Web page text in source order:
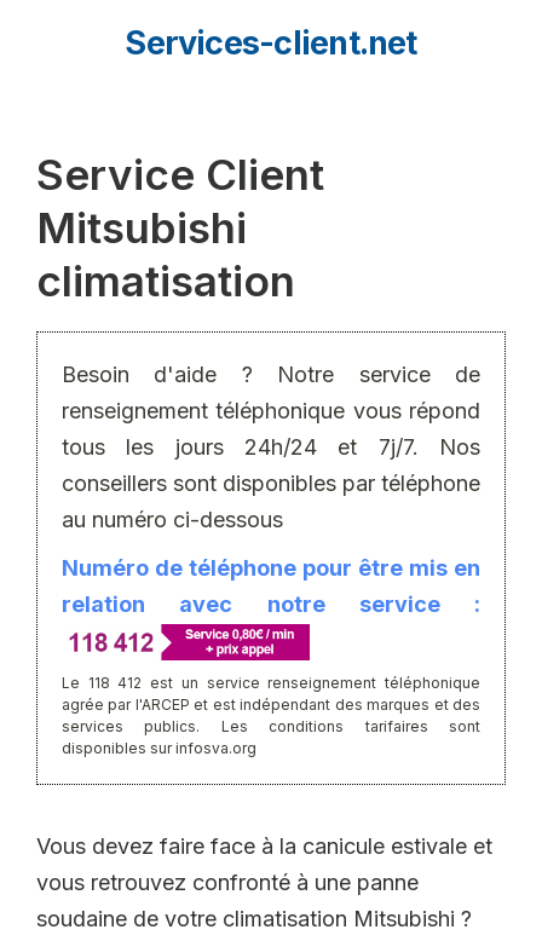
Services-client.net
Service Client
Mitsubishi
climatisation
Besoin d'aide ? Notre service de
renseignement téléphonique vous répond
tous les jours 24h/24 et 7j/7. Nos
conseillers sont disponibles par téléphone
au numéro ci-dessous
Numéro de téléphone pour être mis en
relation avec notre service :
Le 118 412 est un service renseignement téléphonique
agrée par l'ARCEP et est indépendant des marques et des
services publics. Les conditions tarifaires sont
disponibles sur infosva.org
Vous devez faire face à la canicule estivale et
vous retrouvez confronté à une panne
soudaine de votre climatisation Mitsubishi ?